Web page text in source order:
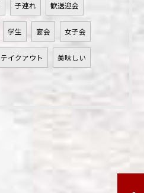
子連れ 歓送迎会
学生 宴会 女子会
テイクアウト 美味しい